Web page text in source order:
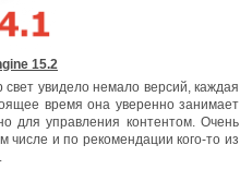
15.2
увидело немало версий, каждая
время она уверенно занимает
для управления контентом. Очень
числе и по рекомендации кого-то из